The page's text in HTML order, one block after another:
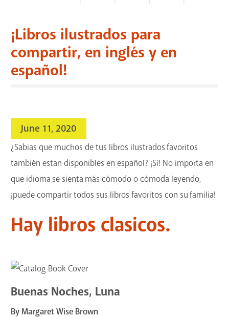
FULL
RENOVATION.
CATALOG EVENTS
Catalog
Education & Research
Events
Services
Support the Library
GET A CARD
Contact Us
¡Libros ilustrados para
compartir, en inglés y en
español!
June 11, 2020
¿Sabias que muchos de tus libros ilustrados favoritos
también estan disponibles en español? ¡Sí! No importa en
que idioma se sienta más cómodo o cómoda leyendo,
¡puede compartir todos sus libros favoritos con su familia!
Hay libros clasicos.
Buenas Noches, Luna
By Margaret Wise Brown